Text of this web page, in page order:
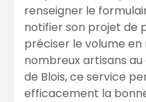
renseigner le
notifier son projet de
préciser le volume en
nombreux artisans au
de Blois, ce service
efficacement la